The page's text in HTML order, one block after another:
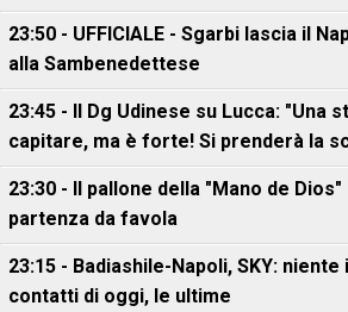
23:50 - UFFICIALE - Sgarbi lascia il
alla Sambenedettese
23:45 - Il Dg Udinese su Lucca: "Una
capitare, ma è forte! Si prenderà la
23:30 - Il pallone della "Mano de
partenza da favola
23:15 - Badiashile-Napoli, SKY:
contatti di oggi, le ultime